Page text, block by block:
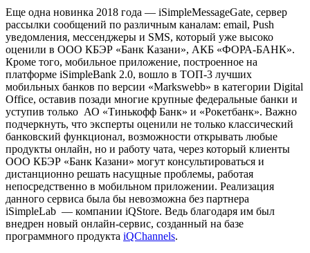
Еще одна новинка 2018 года — iSimpleMessageGate, сервер
рассылки сообщений по различным каналам: email, Push
уведомления, мессенджеры и SMS, который уже высоко
оценили в ООО КБЭР «Банк Казани», АКБ «ФОРА-БАНК».
Кроме того, мобильное приложение, построенное на
платформе iSimpleBank 2.0, вошло в ТОП-3 лучших
мобильных банков по версии «Markswebb» в категории Digital
Оffice, оставив позади многие крупные федеральные банки и
уступив только АО «Тинькофф Банк» и «Рокетбанк». Важно
подчеркнуть, что эксперты оценили не только классический
банковский функционал, возможности открывать любые
продукты онлайн, но и работу чата, через который клиенты
ООО КБЭР «Банк Казани» могут консультироваться и
дистанционно решать насущные проблемы, работая
непосредственно в мобильном приложении. Реализация
данного сервиса была бы невозможна без партнера
iSimpleLab — компании iQStore. Ведь благодаря им был
внедрен новый онлайн-сервис, созданный на базе
программного продукта iQChannels.